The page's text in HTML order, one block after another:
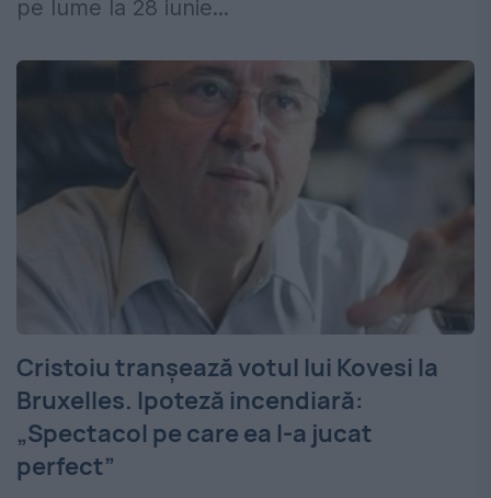
pe lume la 28 iunie...
Cristoiu tranșează votul lui Kovesi la
Bruxelles. Ipoteză incendiară:
„Spectacol pe care ea l-a jucat
perfect”